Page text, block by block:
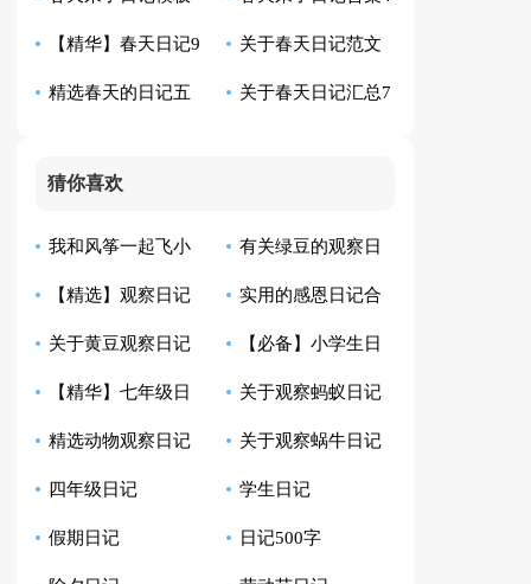
集合6篇 篇
【精华】春天日记9
篇
关于春天日记范文
六篇
精选春天的日记五 关于春天日记汇总7
猜你喜欢
我和风筝一起飞小
学生日记
有关绿豆的观察日
记模板汇总10篇
【精选】观察日记
汇总9篇
实用的感恩日记合
集8篇
关于黄豆观察日记
合集八篇
【必备】小学生日
记范文汇总四篇
【精华】七年级日
记集锦10篇
关于观察蚂蚁日记
范文6篇
精选动物观察日记
四篇
关于观察蜗牛日记
范文七篇
四年级日记 学生日记
假期日记 日记500字